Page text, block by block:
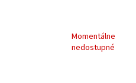
Momentálne
nedostupné